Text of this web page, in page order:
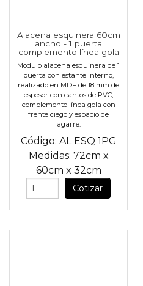
Alacena esquinera 60cm
ancho - 1 puerta
complemento línea gola
Modulo alacena esquinera de 1
puerta con estante interno,
realizado en MDF de 18 mm de
espesor con cantos de PVC,
complemento línea gola con
frente ciego y espacio de
agarre.
Código: AL ESQ 1PG
Medidas: 72cm x
60cm x 32cm
Cotizar